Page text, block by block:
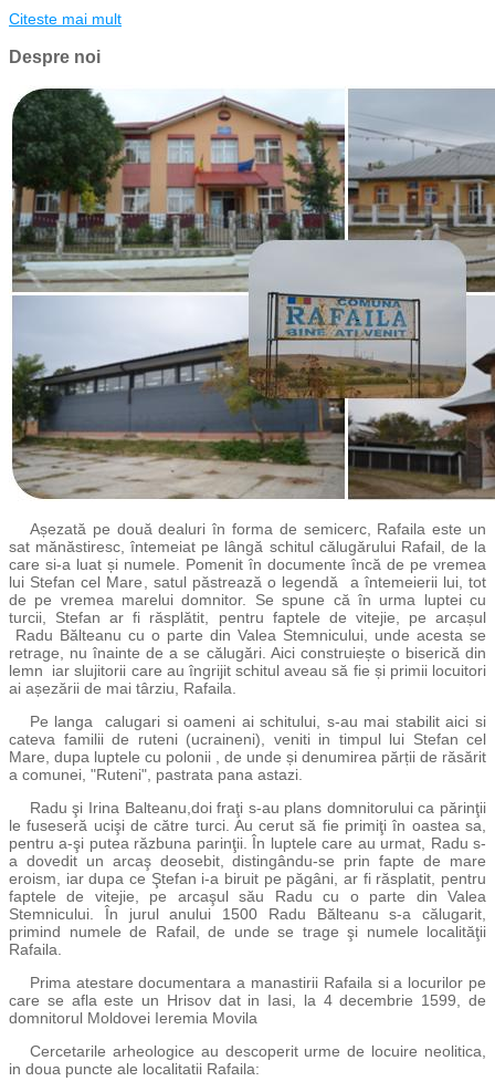
Citeste mai mult
Despre noi
Așezată pe două dealuri în forma de semicerc, Rafaila este un
sat mănăstiresc, întemeiat pe lângă schitul călugărului Rafail, de la
care si-a luat și numele. Pomenit în documente încă de pe vremea
lui Stefan cel Mare, satul păstrează o legendă a întemeierii lui, tot
de pe vremea marelui domnitor. Se spune că în urma luptei cu
turcii, Stefan ar fi răsplătit, pentru faptele de vitejie, pe arcașul
Radu Bălteanu cu o parte din Valea Stemnicului, unde acesta se
retrage, nu înainte de a se călugări. Aici construiește o biserică din
lemn iar slujitorii care au îngrijit schitul aveau să fie și primii locuitori
ai așezării de mai târziu, Rafaila.
Pe langa calugari si oameni ai schitului, s-au mai stabilit aici si
cateva familii de ruteni (ucraineni), veniti in timpul lui Stefan cel
Mare, dupa luptele cu polonii , de unde și denumirea părții de răsărit
a comunei, "Ruteni", pastrata pana astazi.
Radu şi Irina Balteanu,doi fraţi s-au plans domnitorului ca părinţii
le fuseseră ucişi de către turci. Au cerut să fie primiţi în oastea sa,
pentru a-şi putea răzbuna parinţii. În luptele care au urmat, Radu s-
a dovedit un arcaş deosebit, distingându-se prin fapte de mare
eroism, iar dupa ce Ştefan i-a biruit pe păgâni, ar fi răsplatit, pentru
faptele de vitejie, pe arcaşul său Radu cu o parte din Valea
Stemnicului. În jurul anului 1500 Radu Bălteanu s-a călugarit,
primind numele de Rafail, de unde se trage şi numele localităţii
Rafaila.
Prima atestare documentara a manastirii Rafaila si a locurilor pe
care se afla este un Hrisov dat in Iasi, la 4 decembrie 1599, de
domnitorul Moldovei Ieremia Movila
Cercetarile arheologice au descoperit urme de locuire neolitica,
in doua puncte ale localitatii Rafaila: